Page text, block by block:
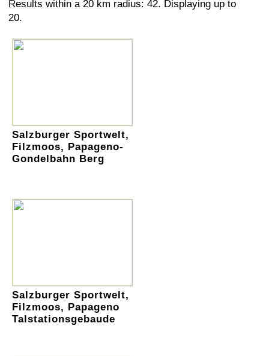
Results within a 20 km radius: 42. Displaying up to
20.
Salzburger Sportwelt,
Filzmoos, Papageno-
Gondelbahn Berg
Salzburger Sportwelt,
Filzmoos, Papageno
Talstationsgebaude